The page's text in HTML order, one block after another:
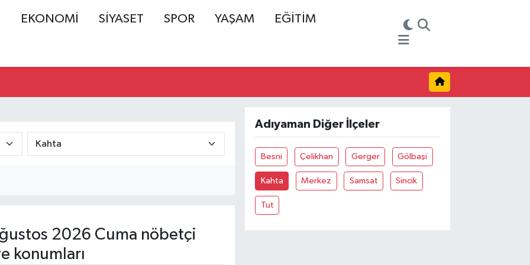
EKONOMİ SİYASET SPOR YAŞAM EĞİTİM
2026 Cuma nöbetçi
konumları
Adıyaman Diğer İlçeler
Besni Çelikhan Gerger Gölbaşi
Kahta Merkez Samsat Sincik
Tut